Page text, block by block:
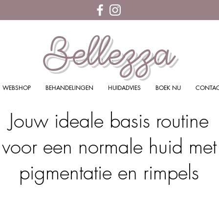
Bellezza
WEBSHOP BEHANDELINGEN HUIDADVIES BOEK NU
Jouw ideale basis routine
voor een normale huid met
pigmentatie en rimpels